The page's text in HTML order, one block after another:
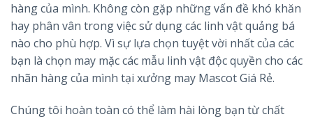
hàng của mình. Không còn gặp những vấn đề khó khăn
hay phân vân trong việc sử dụng các linh vật quảng bá
nào cho phù hợp. Vì sự lựa chọn tuyệt vời nhất của các
bạn là chọn may mặc các mẫu linh vật độc quyền cho các
nhãn hàng của mình tại xưởng may Mascot Giá Rẻ.
Chúng tôi hoàn toàn có thể làm hài lòng bạn từ chất